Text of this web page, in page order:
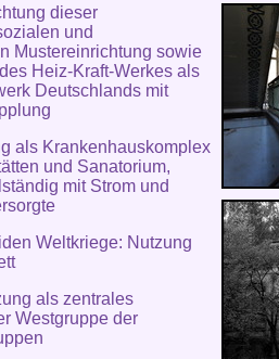
dieser
und
Mustereinrichtung sowie
Heiz-Kraft-Werkes als
Deutschlands mit
als Krankenhauskomplex
und Sanatorium,
mit Strom und
Weltkriege: Nutzung
als zentrales
Westgruppe der